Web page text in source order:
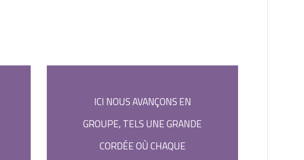
ICI NOUS AVANÇONS EN
GROUPE, TELS UNE GRANDE
CORDÉE OÙ CHAQUE